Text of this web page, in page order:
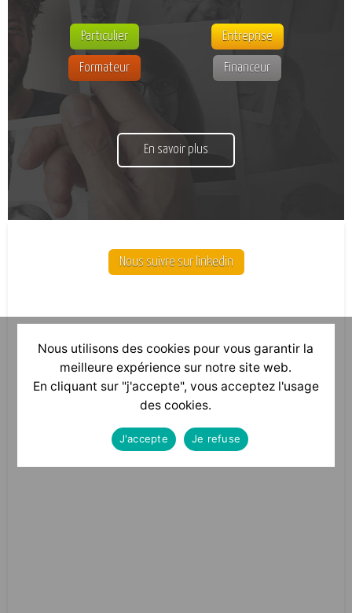
Particulier Entreprise
Formateur Financeur
En savoir plus
Nous suivre sur linkedin
Nous utilisons des cookies pour vous garantir la
meilleure expérience sur notre site web.
En cliquant sur "j'accepte", vous acceptez l'usage
des cookies.
J'accepte Je refuse